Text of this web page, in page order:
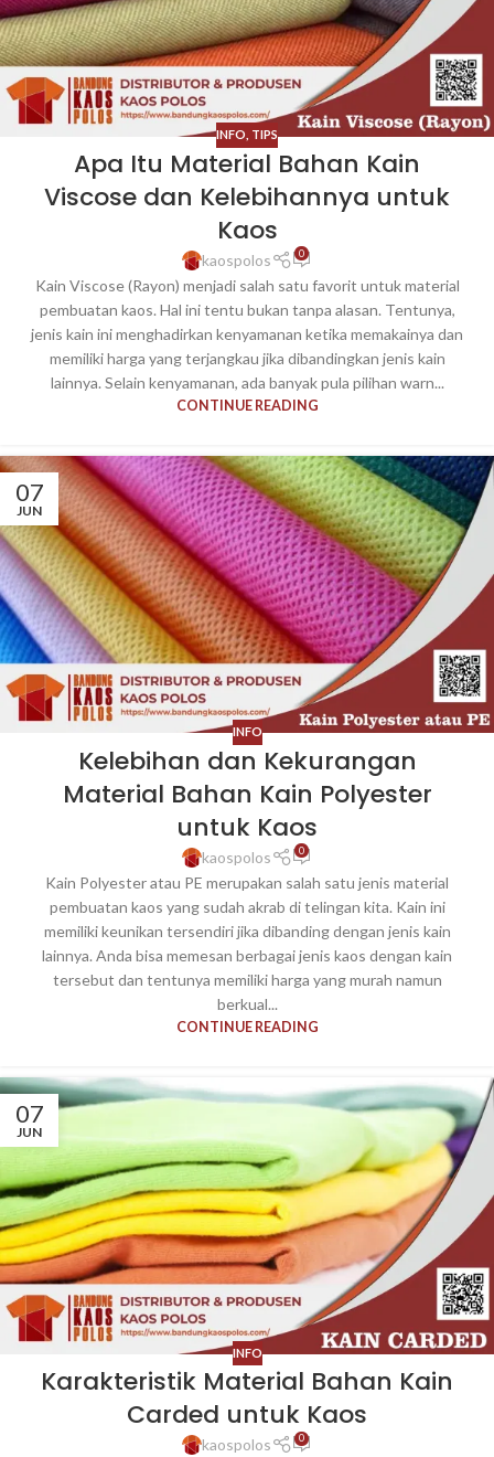
INFO TIPS
Apa Itu Material Bahan Kain
Viscose dan Kelebihannya untuk
Kaos
kaospolos 0
Kain Viscose (Rayon) menjadi salah satu favorit untuk material
pembuatan kaos. Hal ini tentu bukan tanpa alasan. Tentunya,
jenis kain ini menghadirkan kenyamanan ketika memakainya dan
memiliki harga yang terjangkau jika dibandingkan jenis kain
lainnya. Selain kenyamanan, ada banyak pula pilihan warn...
CONTINUE READING
07
JUN
INFO
Kelebihan dan Kekurangan
Material Bahan Kain Polyester
untuk Kaos
kaospolos 0
Kain Polyester atau PE merupakan salah satu jenis material
pembuatan kaos yang sudah akrab di telingan kita. Kain ini
memiliki keunikan tersendiri jika dibanding dengan jenis kain
lainnya. Anda bisa memesan berbagai jenis kaos dengan kain
tersebut dan tentunya memiliki harga yang murah namun
berkual...
CONTINUE READING
07
JUN
INFO
Karakteristik Material Bahan Kain
Carded untuk Kaos
kaospolos 0